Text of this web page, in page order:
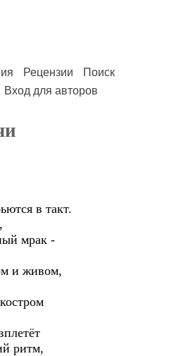
Рецензии
Поиск
Вход для авторов
в такт.
мрак -
и живом,
ритм,